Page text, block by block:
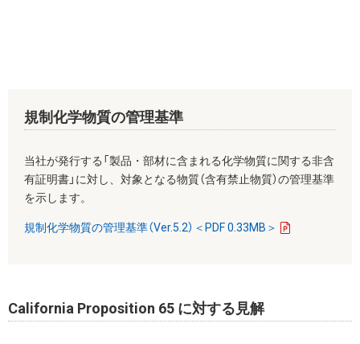
規制化学物質の管理基準
当社が発行する「製品・部材に含まれる化学物質に関する非含
有証明書」に対し、対象となる物質（含有禁止物質）の管理基準
を示します。
規制化学物質の管理基準（Ver.5.2）＜PDF 0.33MB＞
California Proposition 65 に対する見解